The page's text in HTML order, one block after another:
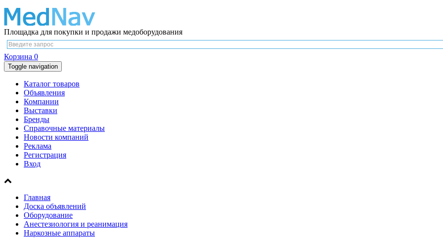
Площадка для покупки и продажи медоборудования
Корзина 0
Toggle navigation
Каталог товаров
Объявления
Компании
Выставки
Бренды
Справочные материалы
Новости компаний
Реклама
Регистрация
Вход
Главная
Доска объявлений
Оборудование
Анестезиология и реанимация
Наркозные аппараты